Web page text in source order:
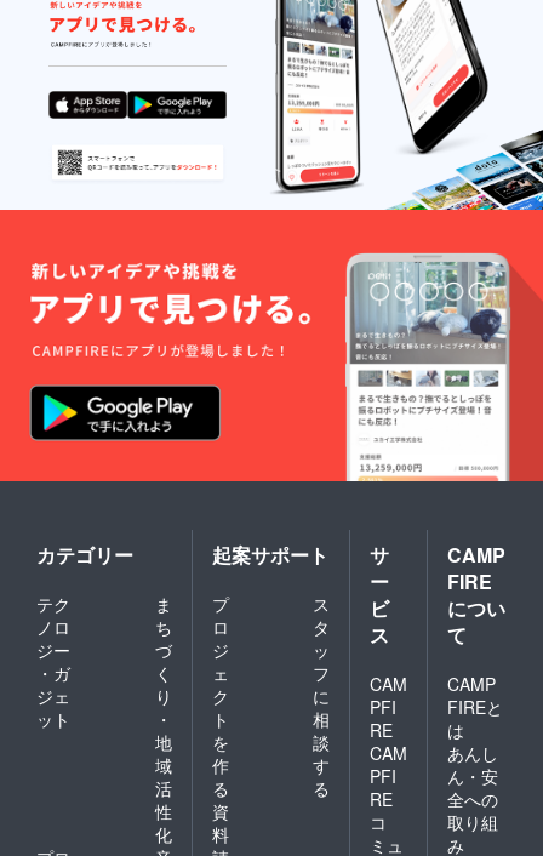
カテゴリー
テク
ノロ
ジー
・ガ
ジェ
ット
ま
ち
づ
く
り
・
地
域
活
性
化
起案サポート
プ
ロ
ジ
ェ
ク
ト
を
作
る
ス
タ
ッ
フ
に
相
談
す
る
資
料
サ
ー
ビ
ス
CAM
PFI
RE
CAM
PFI
RE
コ
ミュ
CAMP
FIRE
につい
て
CAMP
FIREと
は
あんし
ん・安
全への
取り組
み